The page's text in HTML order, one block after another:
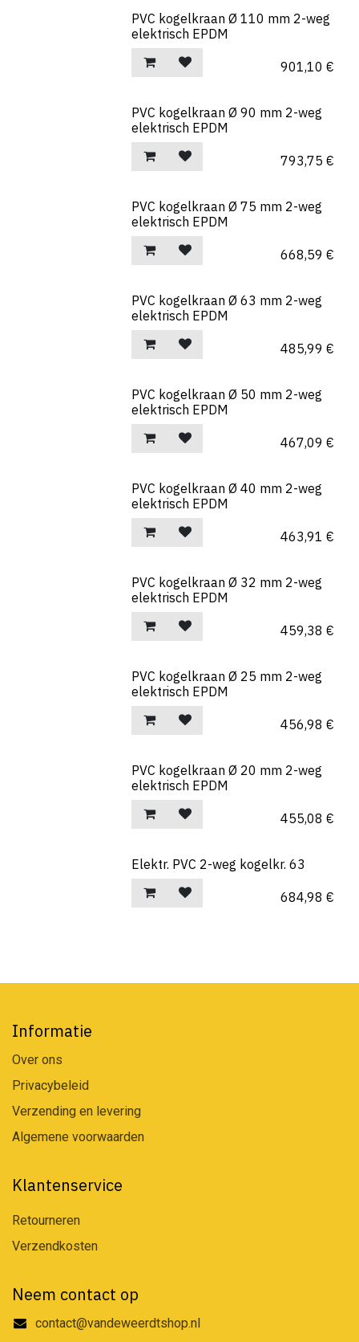
PVC kogelkraan Ø 110 mm 2-weg
elektrisch EPDM
901,10 €
PVC kogelkraan Ø 90 mm 2-weg
elektrisch EPDM
793,75 €
PVC kogelkraan Ø 75 mm 2-weg
elektrisch EPDM
668,59 €
PVC kogelkraan Ø 63 mm 2-weg
elektrisch EPDM
485,99 €
PVC kogelkraan Ø 50 mm 2-weg
elektrisch EPDM
467,09 €
PVC kogelkraan Ø 40 mm 2-weg
elektrisch EPDM
463,91 €
PVC kogelkraan Ø 32 mm 2-weg
elektrisch EPDM
459,38 €
PVC kogelkraan Ø 25 mm 2-weg
elektrisch EPDM
456,98 €
PVC kogelkraan Ø 20 mm 2-weg
elektrisch EPDM
455,08 €
Elektr. PVC 2-weg kogelkr. 63
684,98 €
Informatie
Over ons
Privacybeleid
Verzending en levering
Algemene voorwaarden
Klantenservice
Retourneren
Verzendkosten
Neem contact op
contact@vandeweerdtshop.nl